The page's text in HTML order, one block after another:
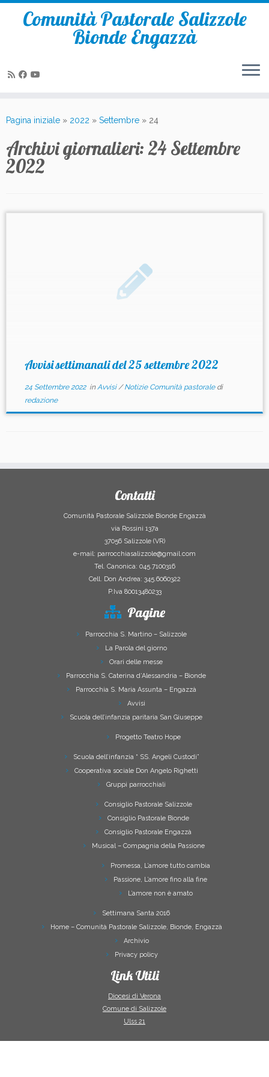
Comunità Pastorale Salizzole
Bionde Engazzà
Pagina iniziale » 2022 » Settembre » 24
Archivi giornalieri: 24 Settembre
2022
Avvisi settimanali del 25 settembre 2022
24 Settembre 2022inAvvisi/Notizie Comunità pastorale di
redazione
Contatti
Comunità Pastorale Salizzole Bionde Engazzà
via Rossini 137a
37056 Salizzole (VR)
e-mail: parrocchiasalizzole@gmail.com
Tel. Canonica: 045.7100316
Cell. Don Andrea: 345.6060322
P.Iva 80013480233
Pagine
Parrocchia S. Martino – Salizzole
La Parola del giorno
Orari delle messe
Parrocchia S. Caterina d’Alessandria – Bionde
Parrocchia S. Maria Assunta – Engazzà
Avvisi
Scuola dell’infanzia paritaria San Giuseppe
Progetto Teatro Hope
Scuola dell’infanzia “ SS. Angeli Custodi”
Cooperativa sociale Don Angelo Righetti
Gruppi parrocchiali
Consiglio Pastorale Salizzole
Consiglio Pastorale Bionde
Consiglio Pastorale Engazzà
Musical – Compagnia della Passione
Promessa, L’amore tutto cambia
Passione, L’amore fino alla fine
L’amore non è amato
Settimana Santa 2016
Home – Comunità Pastorale Salizzole, Bionde, Engazzà
Archivio
Privacy policy
Link Utili
Diocesi di Verona
Comune di Salizzole
Ulss 21